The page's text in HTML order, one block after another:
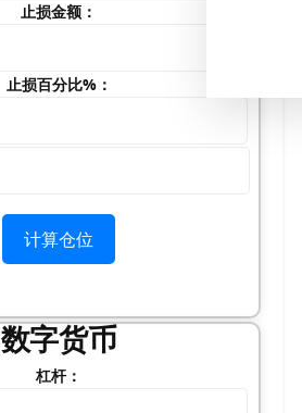
止损金额：
止损百分比%：
计算仓位
数字货币
杠杆：